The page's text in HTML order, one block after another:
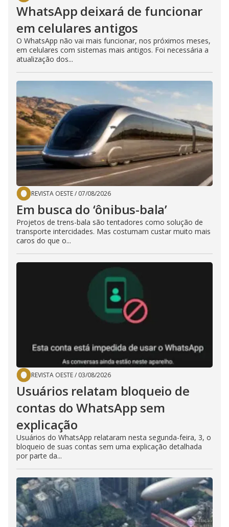
WhatsApp deixará de funcionar
em celulares antigos
O WhatsApp não vai mais funcionar, nos próximos meses,
em celulares com sistemas mais antigos. Foi necessária a
atualização dos...
REVISTA OESTE/ 07/08/2026
Em busca do ‘ônibus-bala’
Projetos de trens-bala são tentadores como solução de
transporte intercidades. Mas costumam custar muito mais
caros do que o...
REVISTA OESTE/ 03/08/2026
Usuários relatam bloqueio de
contas do WhatsApp sem
explicação
Usuários do WhatsApp relataram nesta segunda-feira, 3, o
bloqueio de suas contas sem uma explicação detalhada
por parte da...